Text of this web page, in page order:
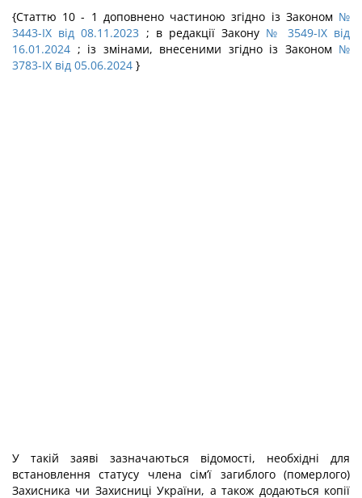
{Статтю 10 - 1 доповнено частиною згідно із Законом №
3443-IX від 08.11.2023 ; в редакції Закону № 3549-IX від
16.01.2024 ; із змінами, внесеними згідно із Законом №
3783-IX від 05.06.2024 }
У такій заяві зазначаються відомості, необхідні для
встановлення статусу члена сім’ї загиблого (померлого)
Захисника чи Захисниці України, а також додаються копії